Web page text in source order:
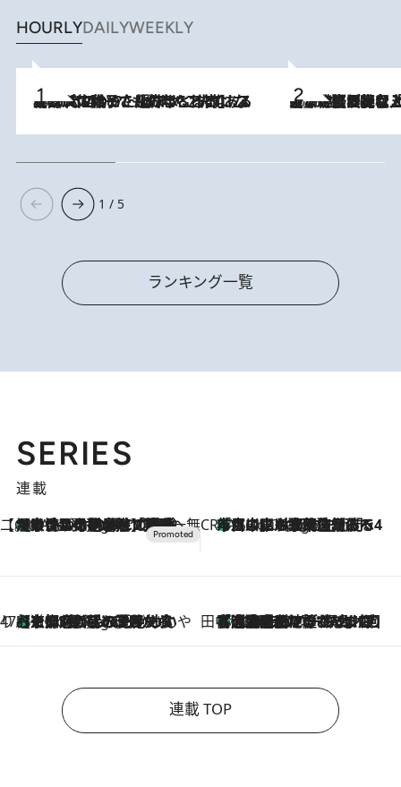
HOURLYDAILYWEEKLY
2026.8.5
【阿川佐和子さんの年とる力】なぜ70代で始めた趣味は“こんなに楽しい”のか？ ピアノ、俳句…スランプに陥っても続けられる“ある秘訣”とは 2026.8.5
【なぜ吉沢亮は「気配を消せる」のか？】興行収入208億の『国宝』を経て挑むミュージカル『ディア・エヴァン・ハンセン』。トップ俳優が舞台上でさらけ出した“孤独”とは
1 / 5
ランキング一覧
SERIES
連載
【CREA×星野リゾート】唯一無二。癒しと発見が待つ場所へ
6 Hours Ago
【トンボの足水浴】ヒノキの香りに包まれて涼感マックス！約13℃の湧水かけ流しを避暑地「星野温泉 トンボの湯」で体験 CREA'S CHOICE
8 Hours Ago
「立川にも歌舞伎があるんだよ」 片岡仁左衛門・市川中車ら豪華座組みで4年目の立川立飛歌舞伎へ
47都道府県の手みやげ ひんやりスイーツで夏を満喫
8 Hours Ago
【京都府】この夏絶対食べたい 冷やしておいしいおやつ3選 ひと口目から心を掴む新緑のテリーヌ 田中稲の勝手に再ブーム
2026.8.7
「湘南乃風に憧れて」観客大盛上がりの“タオル回し”に、ラッパー顔負けの高速歌唱まで…さだまさし（74）のアグレッシブすぎる現在地
連載 TOP